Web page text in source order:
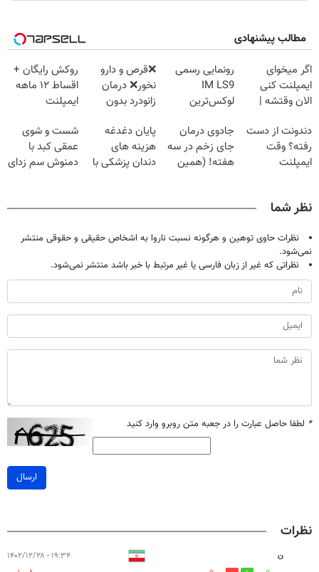
مطالب پیشنهادی
اگر میخوای
ایمپلنت کنی
الان وقتشه |
میلیون تومان!!!
رونمایی رسمی
IM LS9
لوکس‌ترین
❌قرص‌ و دارو
نخور❌ درمان
زانودرد بدون
روکش رایگان +
اقساط ۱۲ ماهه
ایمپلنت
دندونت از دست
رفته؟ وقت
ایمپلنت
جادوی درمان
جای زخم در سه
هفته! (همین
پایان دغدغه
هزینه های
دندان پزشکی با
شست و شوی
عمقی کبد با
دمنوش سم زدای
نظر شما
نظرات حاوی توهین و هرگونه نسبت ناروا به اشخاص حقیقی و حقوقی منتشر
نمی‌شود.
نظراتی که غیر از زبان فارسی یا غیر مرتبط با خبر باشد منتشر نمی‌شود.
* لطفا حاصل عبارت را در جعبه متن روبرو وارد کنید
ارسال
نظرات
ن ۱۹:۳۴ - ۱۴۰۲/۱۲/۲۸